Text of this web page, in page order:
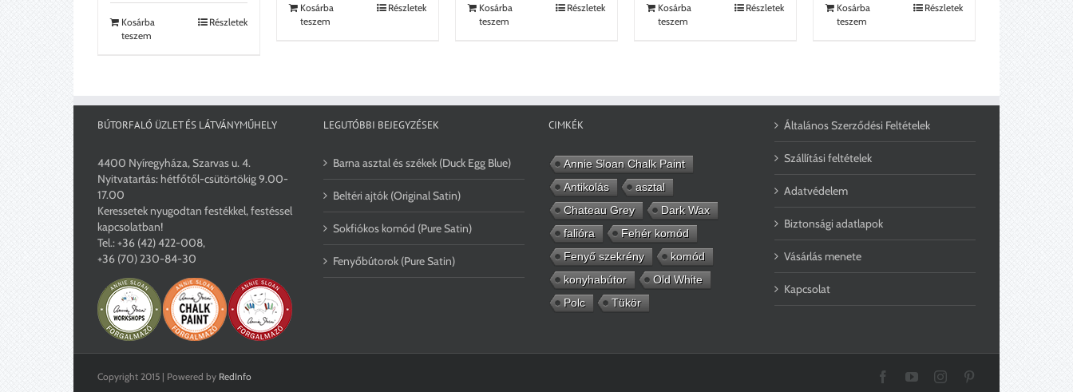
Kosárba
teszem
Részletek
Kosárba
teszem
Részletek
Kosárba
teszem
Részletek
Kosárba
teszem
Részletek
Kosárba
teszem
Részletek
BÚTORFALÓ ÜZLET ÉS LÁTVÁNYMŰHELY
4400 Nyíregyháza, Szarvas u. 4.
Nyitvatartás: hétfőtől-csütörtökig 9.00-
17.00
Keressetek nyugodtan festékkel, festéssel
kapcsolatban!
Tel.:+36 (42) 422-008,
+36 (70) 230-84-30
LEGUTÓBBI BEJEGYZÉSEK
Barna asztal és székek (Duck Egg Blue)
Beltéri ajtók (Original Satin)
Sokfiókos komód (Pure Satin)
Fenyőbútorok (Pure Satin)
CIMKÉK
Annie Sloan Chalk Paint
Antikolás
asztal
Chateau Grey
Dark Wax
falióra
Fehér komód
Fenyő szekrény
komód
konyhabútor
Old White
Polc
Tükör
Általános Szerződési Feltételek
Szállítási feltételek
Adatvédelem
Biztonsági adatlapok
Vásárlás menete
Kapcsolat
Copyright 2015 | Powered by RedInfo FacebookYouTubeInstagram